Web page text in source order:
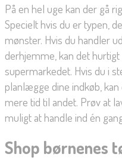
På en hel uge kan der gå
Specielt hvis du er typen,
mønster. Hvis du handler
derhjemme, kan det
supermarkedet. Hvis du i
planlægge dine indkøb,
mere tid til andet. Prøv at
muligt at handle ind én
Shop børnenes